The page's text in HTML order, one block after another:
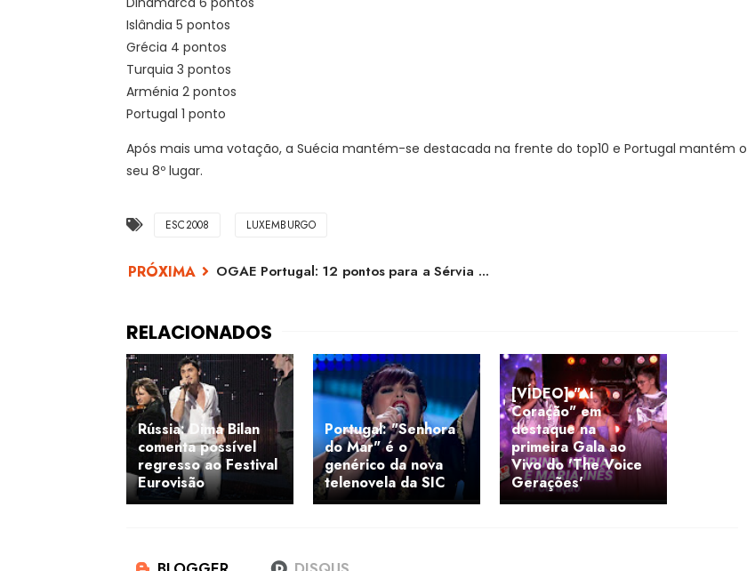
Islândia 5 pontos
Grécia 4 pontos
Turquia 3 pontos
Arménia 2 pontos
Portugal 1 ponto
Após mais uma votação, a Suécia mantém-se destacada na frente do top10 e Portugal mantém o
seu 8º lugar.
ESC2008 LUXEMBURGO
OGAE Portugal: 12 pontos para a Sérvia ...
Rússia: Dima Bilan
comenta possível
regresso ao Festival
Eurovisão
Portugal: "Senhora
do Mar" é o
genérico da nova
telenovela da SIC
[VÍDEO] "Ai
Coração" em
destaque na
primeira Gala ao
Vivo do 'The Voice
Gerações'